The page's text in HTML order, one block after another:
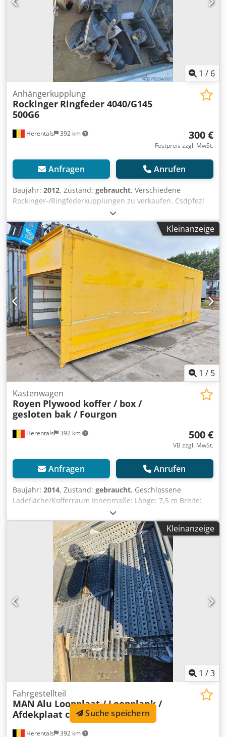
1 / 6
Herentals 392 km
Anhängerkupplung
Rockinger Ringfeder 4040/G145
500G6
300 €
Festpreis zzgl. MwSt.
Anfragen Anrufen
Baujahr: 2012, Zustand: gebraucht, Verschiedene
Rockinger-/Ringfederkupplungen zu verkaufen. Csdpfezl
Tnvjx Abrjha Cevoman bv. Lenskensdijk 5 2200 Herentals
Belgien
Kleinanzeige
1 / 5
Herentals 392 km
Kastenwagen
Royen Plywood koffer / box /
gesloten bak / Fourgon
500 €
VB zzgl. MwSt.
Anfragen Anrufen
Baujahr: 2014, Zustand: gebraucht, Geschlossene
Ladefläche/Kofferraum Innenmaße: Länge: 7,5 m Breite:
2,48 m Höhe: 2,35 m Csdpozl Tnpofx Abroha Sperrholzbox
mit Seitentür Holzboden Cevoman bv. Lenskensdijk 5 2200
Herentals Belgien
Kleinanzeige
1 /3
Herentals 392 km
Fahrgestellteil
MAN Alu Loopplaat / Loopplank /
Afdekplaat chassisSuche speichern